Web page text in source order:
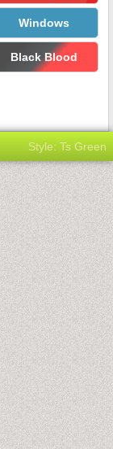
Windows
Black Blood
Style: Ts Green